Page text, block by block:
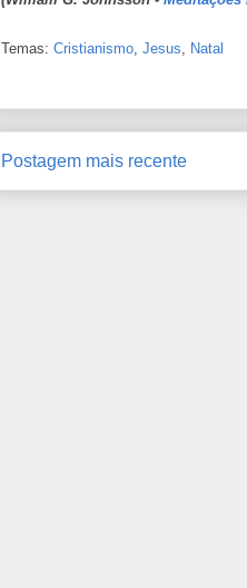
Temas: Cristianismo Jesus Natal
Postagem mais recente